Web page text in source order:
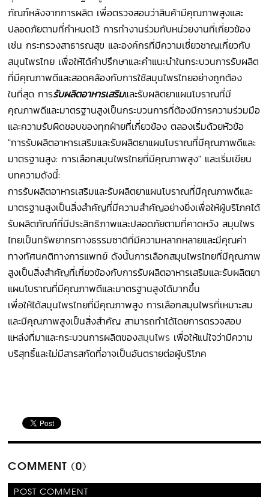
ภัณฑ์หลังจากการผลิต เพื่อตรวจสอบว่าสินค้ามีคุณภาพสูงและ
ปลอดภัยตามที่กำหนดไว้ การทำงานร่วมกับหน่วยงานที่เกี่ยวข้อง
เช่น กระทรวงสาธารณสุข และองค์กรที่มีความเชี่ยวชาญเกี่ยวกับ
สมุนไพรไทย เพื่อให้ได้คำปรึกษาและคำแนะนำในกระบวนการรับผลิต
ที่มีคุณภาพดีและสอดคล้องกับการใช้สมุนไพรไทยอย่างถูกต้อง
ในที่สุด การรับผลิตอาหารเสริมและรับผลิตยาแผนโบราณที่มี
คุณภาพดีและมาตรฐานสูงเป็นกระบวนการที่ต้องมีการความร่วมมือ
และความรับผิดชอบของทุกฝ่ายที่เกี่ยวข้อง ตลองเริ่มด้วยหัวข้อ
"การรับผลิตอาหารเสริมและรับผลิตยาแผนโบราณที่มีคุณภาพดีและ
มาตรฐานสูง: การเลือกสมุนไพรไทยที่มีคุณภาพสูง" และเริ่มเขียน
บทความดังนี้:
การรับผลิตอาหารเสริมและรับผลิตยาแผนโบราณที่มีคุณภาพดีและ
มาตรฐานสูงเป็นสิ่งสำคัญที่มีความสำคัญอย่างยิ่งเพื่อให้ผู้บริโภคได้
รับผลิตภัณฑ์ที่มีประสิทธิภาพและปลอดภัยตามที่คาดหวัง สมุนไพร
ไทยเป็นทรัพยากรทางธรรมชาติที่มีความหลากหลายและมีคุณค่า
ทางทัศนคติทางการแพทย์ ดังนั้นการเลือกสมุนไพรไทยที่มีคุณภาพ
สูงเป็นสิ่งสำคัญที่เกี่ยวข้องกับการรับผลิตอาหารเสริมและรับผลิตยา
แผนโบราณที่มีคุณภาพดีและมาตรฐานสูงได้มากขึ้น
เพื่อให้ได้สมุนไพรไทยที่มีคุณภาพสูง การเลือกสมุนไพรที่เหมาะสม
และมีคุณภาพสูงเป็นสิ่งสำคัญ สามารถทำได้โดยการตรวจสอบ
แหล่งที่มาและกระบวนการผลิตของสมุนไพร เพื่อให้แน่ใจว่ามีความ
บริสุทธิ์และไม่มีสารสกัดที่อาจเป็นอันตรายต่อผู้บริโภค
COMMENT (0)
POST COMMENT